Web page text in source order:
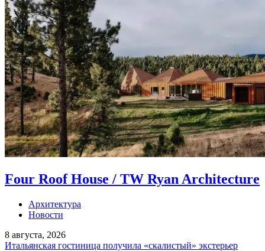
Four Roof House / TW Ryan Architecture
Архитектура
Новости
8 августа, 2026
Итальянская гостиница получила «скалистый» экстерьер